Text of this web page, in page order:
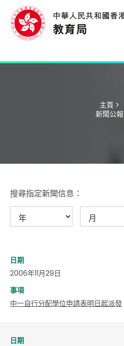
主頁 >
新聞公報
搜尋指定新聞信息：
日期
2006年11月29日
事項
中一自行分配學位申請表明日起派發
日期